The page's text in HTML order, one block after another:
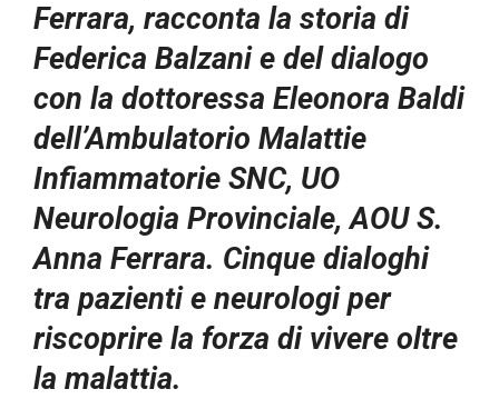
Ferrara, racconta la storia di
Federica Balzani e del dialogo
con la dottoressa Eleonora Baldi
dell’Ambulatorio Malattie
Infiammatorie SNC, UO
Neurologia Provinciale, AOU S.
Anna Ferrara. Cinque dialoghi
tra pazienti e neurologi per
riscoprire la forza di vivere oltre
la malattia.